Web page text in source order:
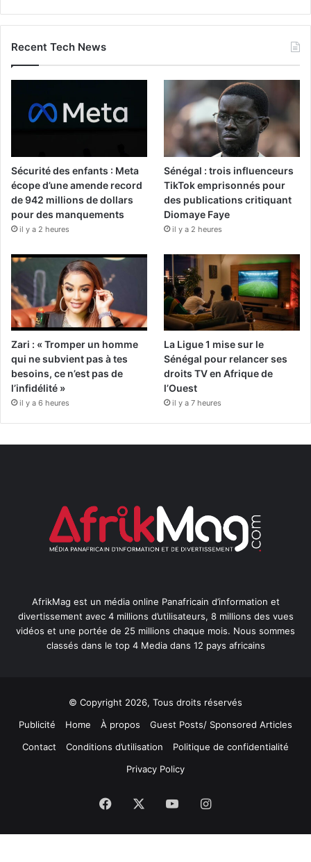
Recent Tech News
Sécurité des enfants : Meta
écope d’une amende record
de 942 millions de dollars
pour des manquements
il y a 2 heures
Sénégal : trois influenceurs
TikTok emprisonnés pour
des publications critiquant
Diomaye Faye
il y a 2 heures
Zari : « Tromper un homme
qui ne subvient pas à tes
besoins, ce n’est pas de
l’infidélité »
il y a 6 heures
La Ligue 1 mise sur le
Sénégal pour relancer ses
droits TV en Afrique de
l’Ouest
il y a 7 heures
AfrikMag est un média online Panafricain d’information et
divertissement avec 4 millions d’utilisateurs, 8 millions des vues
vidéos et une portée de 25 millions chaque mois. Nous sommes
classés dans le top 4 Media dans 12 pays africains
© Copyright 2026, Tous droits réservés
Publicité
Home À propos
Guest Posts/ Sponsored Articles
Contact
Conditions d’utilisation
Politique de confidentialité
Privacy Policy
Facebook YouTubeInstagram